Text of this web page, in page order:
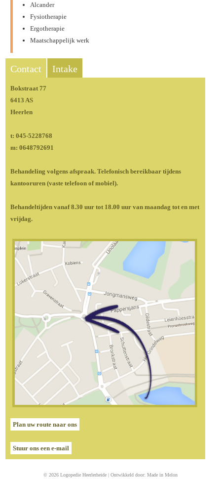
Alcander
Fysiotherapie
Ergotherapie
Maatschappelijk werk
Contact Intake
Bokstraat 77
6413 AS
Heerlen
t: 045-5228768
m: 0648792691
Behandeling volgens afspraak. Telefonisch bereikbaar tijdens
kantooruren (vaste telefoon of mobiel).
Behandeltijden vanaf 8.30 uur tot 18.00 uur van maandag tot en met
vrijdag.
Plan uw route naar ons
Stuur ons een e-mail
© 2026 Logopedie Heerlerheide | Ontwikkeld door: Made in Melon